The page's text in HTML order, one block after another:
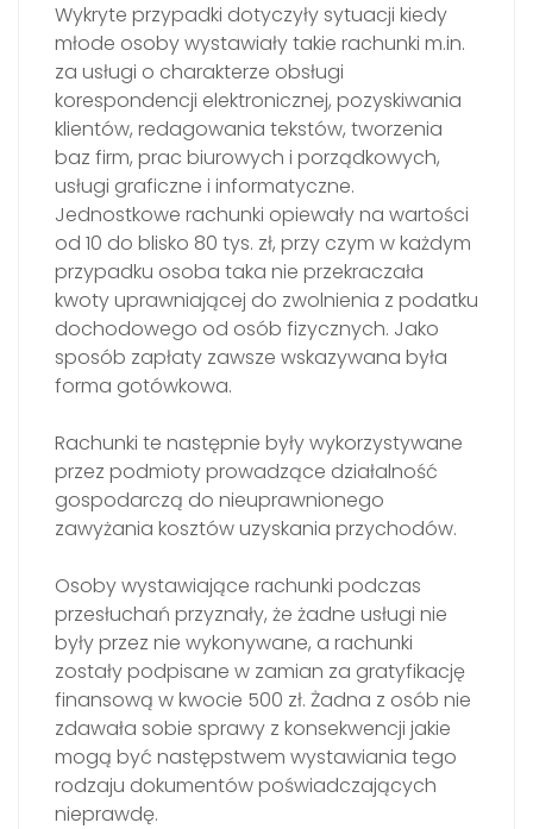
Wykryte przypadki dotyczyły sytuacji kiedy
młode osoby wystawiały takie rachunki m.in.
za usługi o charakterze obsługi
korespondencji elektronicznej, pozyskiwania
klientów, redagowania tekstów, tworzenia
baz firm, prac biurowych i porządkowych,
usługi graficzne i informatyczne.
Jednostkowe rachunki opiewały na wartości
od 10 do blisko 80 tys. zł, przy czym w każdym
przypadku osoba taka nie przekraczała
kwoty uprawniającej do zwolnienia z podatku
dochodowego od osób fizycznych. Jako
sposób zapłaty zawsze wskazywana była
forma gotówkowa.
Rachunki te następnie były wykorzystywane
przez podmioty prowadzące działalność
gospodarczą do nieuprawnionego
zawyżania kosztów uzyskania przychodów.
Osoby wystawiające rachunki podczas
przesłuchań przyznały, że żadne usługi nie
były przez nie wykonywane, a rachunki
zostały podpisane w zamian za gratyfikację
finansową w kwocie 500 zł. Żadna z osób nie
zdawała sobie sprawy z konsekwencji jakie
mogą być następstwem wystawiania tego
rodzaju dokumentów poświadczających
nieprawdę.